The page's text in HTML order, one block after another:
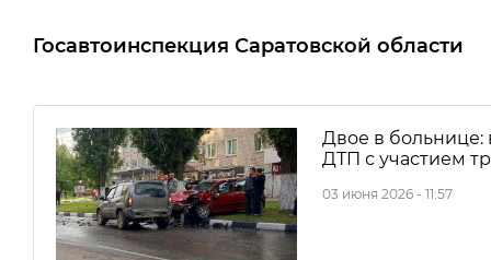
Госавтоинспекция Саратовской области
Двое в больнице:
ДТП с участием
03 июня 2026 - 11:57